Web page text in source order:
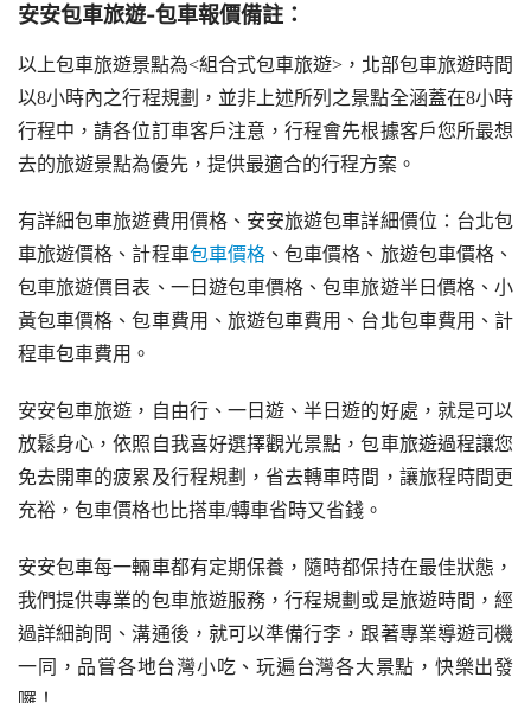
安安包車旅遊-包車報價備註：
以上包車旅遊景點為<組合式包車旅遊>，北部包車旅遊時間
以8小時內之行程規劃，並非上述所列之景點全涵蓋在8小時
行程中，請各位訂車客戶注意，行程會先根據客戶您所最想
去的旅遊景點為優先，提供最適合的行程方案。
有詳細包車旅遊費用價格、安安旅遊包車詳細價位：台北包
車旅遊價格、計程車包車價格 、包車價格、旅遊包車價格、
包車旅遊價目表、一日遊包車價格、包車旅遊半日價格、小
黃包車價格、包車費用、旅遊包車費用、台北包車費用、計
程車包車費用。
安安包車旅遊，自由行、一日遊、半日遊的好處，就是可以
放鬆身心，依照自我喜好選擇觀光景點，包車旅遊過程讓您
免去開車的疲累及行程規劃，省去轉車時間，讓旅程時間更
充裕，包車價格也比搭車/轉車省時又省錢。
安安包車每一輛車都有定期保養，隨時都保持在最佳狀態，
我們提供專業的包車旅遊服務，行程規劃或是旅遊時間，經
過詳細詢問、溝通後，就可以準備行李，跟著專業導遊司機
一同，品嘗各地台灣小吃、玩遍台灣各大景點，快樂出發